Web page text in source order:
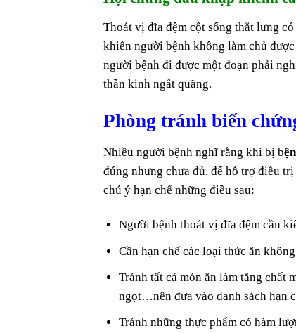
Thoát vị đĩa đệm cột sống thắt lưng
khiến người bệnh không làm chủ
người bệnh đi được một đoạn phải
thần kinh ngắt quãng.
Phòng tránh biến
Nhiều người bệnh nghĩ rằng khi bị b
đúng nhưng chưa đủ, để hỗ trợ điều trị
chú ý hạn chế những điều sau:
Người bệnh thoát vị đĩa đệm cần
Cần hạn chế các loại thức ăn
Tránh tất cả món ăn làm tăng chất
ngọt…nên đưa vào danh sách hạn
Tránh những thực phẩm có hàm